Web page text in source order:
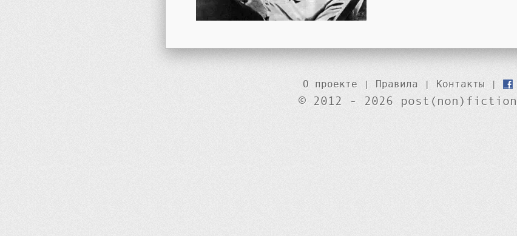
О проекте | Правила | Контакты |
© 2012 - 2026 post(non)fiction